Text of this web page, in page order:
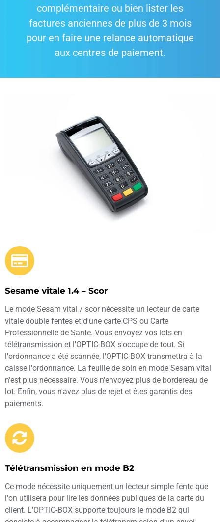
complémentaire ou bien lister les
factures anciennes de plus de 3 mois
pour en faire une relance automatique
aux centres de paiement.
Sesame vitale 1.4 – Scor
Le mode Sesam vital / scor nécessite un lecteur de carte
vitale double fentes et d'une carte CPS ou Carte
Professionnelle de Santé. Vous envoyez vos lots en
télétransmission et l'OPTIC-BOX s'occupe de tout. Si
l'ordonnance a été scannée, l'OPTIC-BOX transmettra à la
caisse l'ordonnance. La feuille de soin en mode Sesam vital
n'est plus nécessaire. Vous n'envoyez plus de bordereau de
lot. Enfin, vous n'avez plus de rejet et êtes garantis des
paiements.
Télétransmission en mode B2
Ce mode nécessite uniquement un lecteur simple fente que
l'on utilisera pour lire les données publiques de la carte du
client. L'OPTIC-BOX supporte toujours le mode B2 qui